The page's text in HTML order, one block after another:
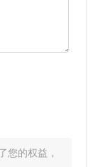
您的权益，